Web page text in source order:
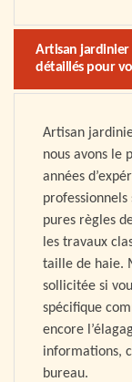
Artisan jardinier
détaillés pour
Artisan
nous avons le
années
pures règles
les travaux
taille de haie.
sollicitée si
spécifique
encore
informations,
bureau.